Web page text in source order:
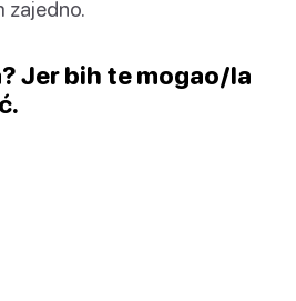
zajedno.
Jer bih te mogao/la